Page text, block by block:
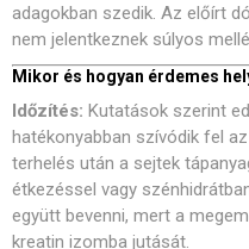
adagokban szedik. Az előírt
nem jelentkeznek súlyos
Mikor és hogyan érdemes
Időzítés: Kutatások szerint
hatékonyabban szívódik fel
terhelés után a sejtek
étkezéssel vagy
együtt bevenni, mert a
kreatin izomba jutását.